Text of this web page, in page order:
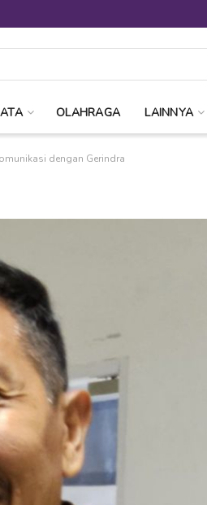
OLAHRAGA LAINNYA
dengan Gerindra